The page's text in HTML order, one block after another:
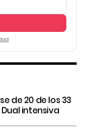
de 20 de los 33
intensiva